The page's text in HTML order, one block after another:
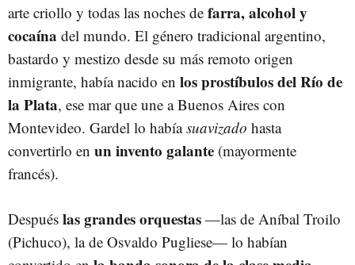
arte criollo y todas las noches de farra, alcohol y
cocaína del mundo. El género tradicional argentino,
bastardo y mestizo desde su más remoto origen
inmigrante, había nacido en los prostíbulos del Río de
la Plata, ese mar que une a Buenos Aires con
Montevideo. Gardel lo habíasuavizado hasta
convertirlo en un invento galante (mayormente
francés).
Después las grandes orquestas —las de Aníbal Troilo
(Pichuco), la de Osvaldo Pugliese— lo habían